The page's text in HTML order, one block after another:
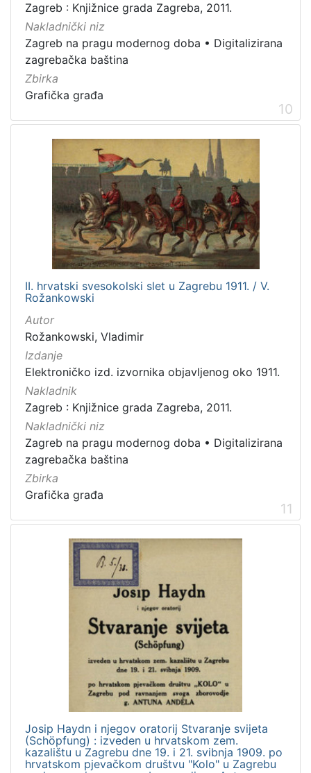
Zagreb : Knjižnice grada Zagreba, 2011.
Nakladnički niz
Zagreb na pragu modernog doba • Digitalizirana
zagrebačka baština
Zbirka
Grafička građa
10
II. hrvatski svesokolski slet u Zagrebu 1911. / V.
Rožankowski
Autor
Rožankowski, Vladimir
Izdanje
Elektroničko izd. izvornika objavljenog oko 1911.
Nakladnik
Zagreb : Knjižnice grada Zagreba, 2011.
Nakladnički niz
Zagreb na pragu modernog doba • Digitalizirana
zagrebačka baština
Zbirka
Grafička građa
11
Josip Haydn i njegov oratorij Stvaranje svijeta
(Schöpfung) : izveden u hrvatskom zem.
kazalištu u Zagrebu dne 19. i 21. svibnja 1909. po
hrvatskom pjevačkom društvu "Kolo" u Zagrebu